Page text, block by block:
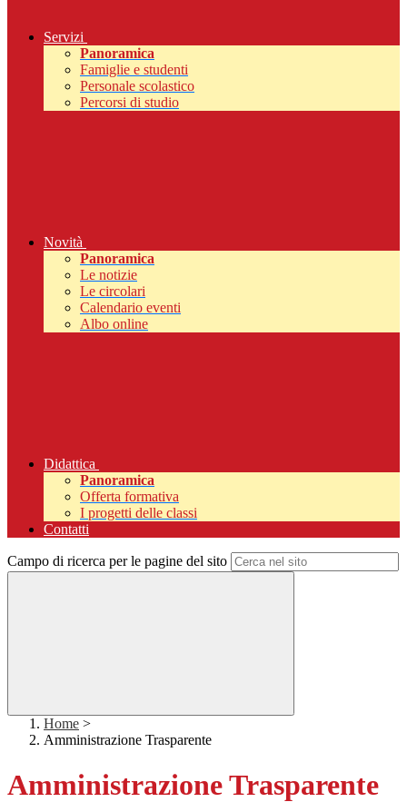
Servizi
Panoramica
Famiglie e studenti
Personale scolastico
Percorsi di studio
Novità
Panoramica
Le notizie
Le circolari
Calendario eventi
Albo online
Didattica
Panoramica
Offerta formativa
I progetti delle classi
Contatti
Campo di ricerca per le pagine del sito
Home >
Amministrazione Trasparente
Amministrazione Trasparente